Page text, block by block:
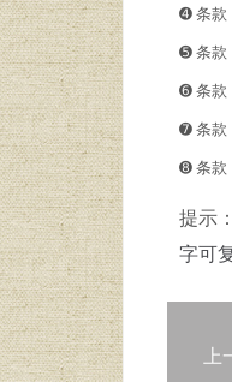
➍ 条款
➎ 条款
➏ 条款
➐ 条款
➑ 条款
提示
字可